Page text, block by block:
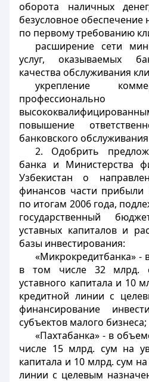
оборота наличных
безусловное
по первому требованию
расширение сети
услуг, оказываемых
качества обслуживания
укрепление
профессионально
повышение
банковского
2. Одобрить
банка и Министерства
Узбекистан о
финансов части прибыли
по итогам 2006 года,
государственный
уставных капиталов и
базы инвестирования:
«Микрокредитбанка» -
в том числе 32 млрд.
уставного капитала и 10
кредитной линии с
финансирование
субъектов малого бизнеса;
«Пахтабанка» - в
числе 15 млрд. сум на
капитала и 10 млрд. сум
линии с целевым